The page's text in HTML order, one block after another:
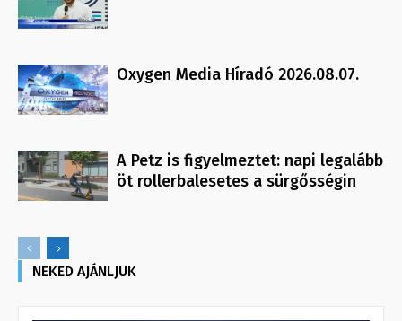
Oxygen Media Híradó 2026.08.07.
A Petz is figyelmeztet: napi legalább
öt rollerbalesetes a sürgősségin
NEKED AJÁNLJUK